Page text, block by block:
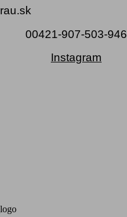
00421-907-503-946
Instagram